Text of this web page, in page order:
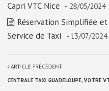
Capri VTC Nice - 28/05/2024
Réservation Simplifiée
Service de Taxi - 13/07/2024
ARTICLE PRÉCÉDENT
CENTRALE TAXI GUADELOUPE, VOTRE